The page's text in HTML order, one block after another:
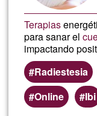
Terapias
para sanar el
impactando
Radiestesia
Online
Ibi